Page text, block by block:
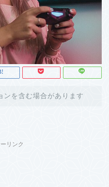
ンを含む場合があります
リンク